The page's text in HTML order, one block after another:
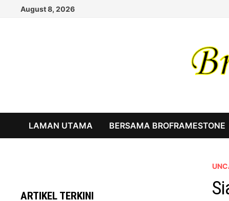
August 8, 2026
LAMAN UTAMA BERSAMA BROFRAMESTONE
ARTIKEL TERKINI